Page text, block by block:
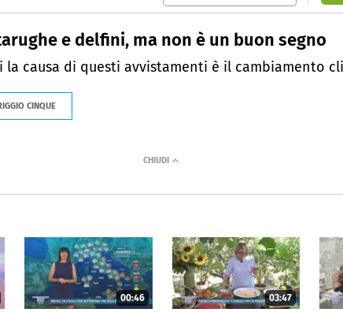
e delfini, ma non è un buon segno
la causa di questi avvistamenti è il cambiamento
CINQUE
00:46 03:47